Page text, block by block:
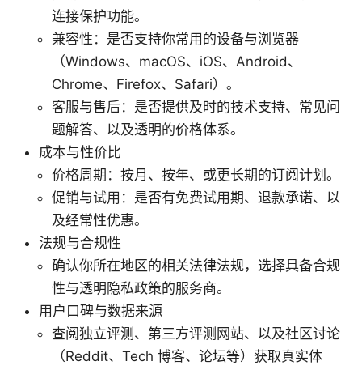
连接保护功能。
兼容性：是否支持你常用的设备与浏览器
（Windows、macOS、iOS、Android、
Chrome、Firefox、Safari）。
客服与售后：是否提供及时的技术支持、常见问
题解答、以及透明的价格体系。
成本与性价比
价格周期：按月、按年、或更长期的订阅计划。
促销与试用：是否有免费试用期、退款承诺、以
及经常性优惠。
法规与合规性
确认你所在地区的相关法律法规，选择具备合规
性与透明隐私政策的服务商。
用户口碑与数据来源
查阅独立评测、第三方评测网站、以及社区讨论
（Reddit、Tech 博客、论坛等）获取真实体